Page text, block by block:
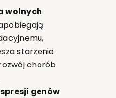
wolnych
starzenie
chorób
genów